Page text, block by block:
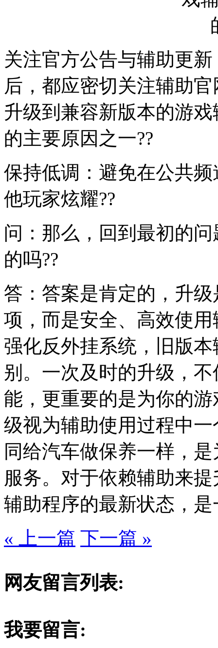
关注官方公告与辅助更
后，都应密切关注辅助
升级到兼容新版本的游
的主要原因之一??
保持低调：避免在公共
他玩家炫耀??
问：那么，回到最初的
的吗??
答：答案是肯定的，升
项，而是安全、高效使
强化反外挂系统，旧版
别。一次及时的升级，
能，更重要的是为你的
级视为辅助使用过程中
同给汽车做保养一样，
服务。对于依赖辅助来
辅助程序的最新状态，
« 上一篇 下一篇 »
网友留言列表:
我要留言: